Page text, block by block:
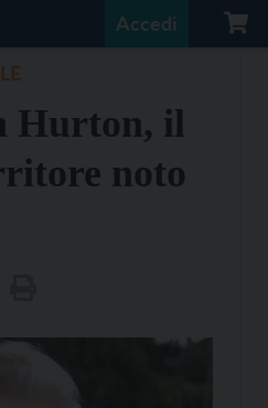
Accedi
Hurton, il
noto